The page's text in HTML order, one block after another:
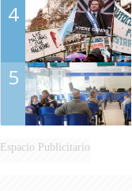
4
5
Espacio Publicitario